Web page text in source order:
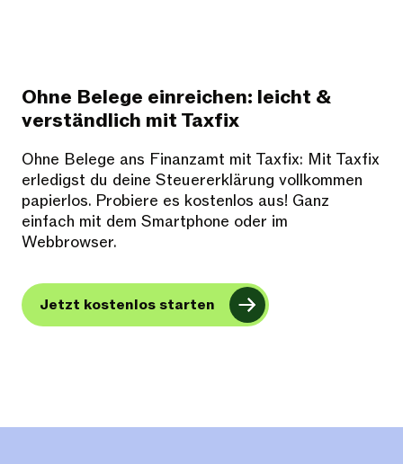
Ohne Belege einreichen: leicht &
verständlich mit Taxfix
Ohne Belege ans Finanzamt mit Taxfix: Mit Taxfix
erledigst du deine Steuererklärung vollkommen
papierlos. Probiere es kostenlos aus! Ganz
einfach mit dem Smartphone oder im
Webbrowser.
Jetzt kostenlos starten